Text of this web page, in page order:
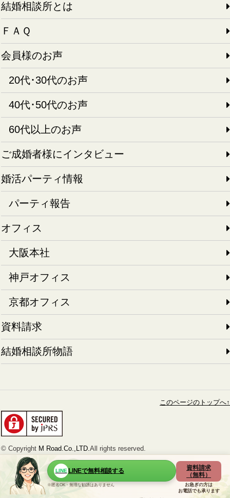
結婚相談所とは
ＦＡＱ
会員様のお声
20代･30代のお声
40代･50代のお声
60代以上のお声
ご成婚者様にインタビュー
婚活パーティ情報
パーティ報告
オフィス
大阪本社
神戸オフィス
京都オフィス
資料請求
結婚相談所物語
このページのトップへ↑
© Copyright M Road.Co.,LTD.All rights reserved.
LINE LINEで無料相談する
※匿名OK・無理な勧誘はありません
資料請求
（無料）
お急ぎの方は
お電話でも承ります